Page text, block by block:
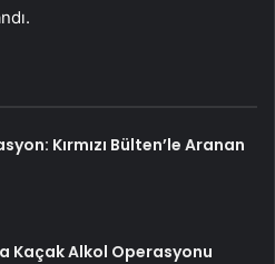
Kırmızı Bülten’le Aranan
Kaçak Alkol Operasyonu